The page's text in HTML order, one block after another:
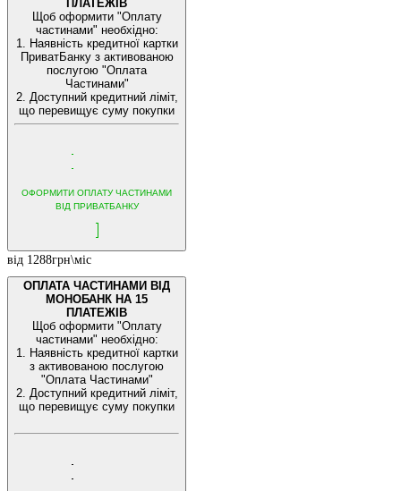
ПЛАТЕЖІВ
Щоб оформити "Оплату
частинами" необхідно:
1. Наявність кредитної картки
ПриватБанку з активованою
послугою "Оплата
Частинами"
2. Доступний кредитний ліміт,
що перевищує суму покупки
ОФОРМИТИ ОПЛАТУ ЧАСТИНАМИ
ВІД ПРИВАТБАНКУ
від 1288грн\міс
ОПЛАТА ЧАСТИНАМИ ВІД
МОНОБАНК НА 15
ПЛАТЕЖІВ
Щоб оформити "Оплату
частинами" необхідно:
1. Наявність кредитної картки
з активованою послугою
"Оплата Частинами"
2. Доступний кредитний ліміт,
що перевищує суму покупки